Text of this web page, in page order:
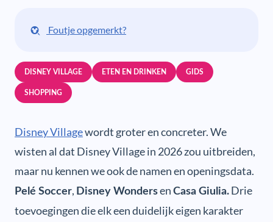
Foutje opgemerkt?
DISNEY VILLAGE ETEN EN DRINKEN GIDS
SHOPPING
Disney Villagewordt groter en concreter. We
wisten al dat Disney Village in 2026 zou uitbreiden,
maar nu kennen we ook de namen en openingsdata.
Pelé Soccer, Disney Wondersen Casa Giulia. Drie
toevoegingen die elk een duidelijk eigen karakter